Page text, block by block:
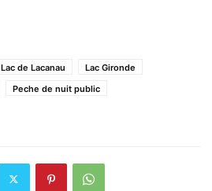
Lac de Lacanau
Lac Gironde
Peche de nuit public